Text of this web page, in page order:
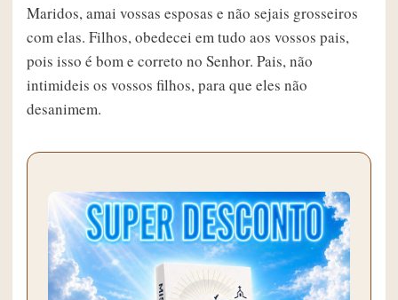
Maridos, amai vossas esposas e não sejais grosseiros
com elas. Filhos, obedecei em tudo aos vossos pais,
pois isso é bom e correto no Senhor. Pais, não
intimideis os vossos filhos, para que eles não
desanimem.